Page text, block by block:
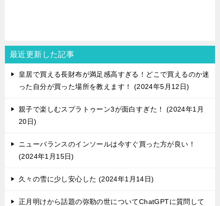
最近更新した記事
皇居で買える長財布が満足感高すぎる！どこで買えるのか迷
った自分が買った場所を教えます！
2024年5月12日
親子で楽しむスプラトゥーン3が面白すぎた！
2024年1月
20日
ニューバランスのインソールは今すぐ買った方が良い！
2024年1月15日
久々の雪に少し安心した 2024年1月14日
正月明けから話題の弥勒の世についてChatGPTに質問して